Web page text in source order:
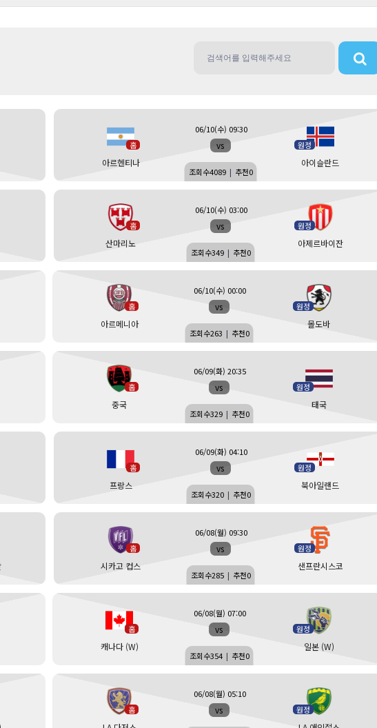
홈
아르헨티나
vs 원정
아이슬란드
06/10(수) 09:30
조회수4089 | 추천0
홈
산마리노
vs 원정
아제르바이잔
06/10(수) 03:00
조회수349 | 추천0
홈
아르메니아
vs 원정
몰도바
06/10(수) 00:00
조회수263 | 추천0
홈
중국
vs 원정
태국
06/09(화) 20:35
조회수329 | 추천0
홈
프랑스
vs 원정
북아일랜드
06/09(화) 04:10
조회수320 | 추천0
홈
시카고 컵스
vs 원정
샌프란시스코
06/08(월) 09:30
조회수285 | 추천0
홈
캐나다 (W)
vs 원정
일본 (W)
06/08(월) 07:00
조회수354 | 추천0
홈
vs 원정
06/08(월) 05:10